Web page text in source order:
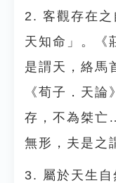
2. 客觀存在之
天知命」。《
是謂天，絡馬
《荀子．天
存，不為桀
無形，夫是之
3. 屬於天生自